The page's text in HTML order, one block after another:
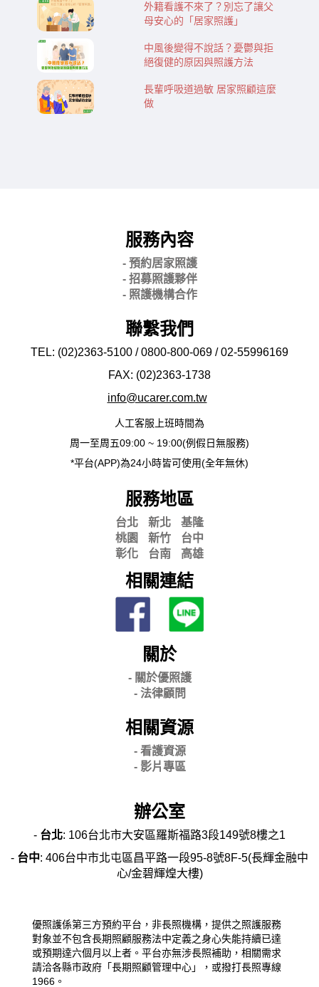
外籍看護不來了？別忘了讓父
母安心的「居家照護」
中風後變得不說話？憂鬱與拒
絕復健的原因與照護方法
長輩呼吸道過敏 居家照顧這麼
做
服務內容
- 預約居家照護
- 招募照護夥伴
- 照護機構合作
聯繫我們
TEL: (02)2363-5100 / 0800-800-069 / 02-55996169
FAX: (02)2363-1738
info@ucarer.com.tw
人工客服上班時間為
周一至周五09:00 ~ 19:00(例假日無服務)
*平台(APP)為24小時皆可使用(全年無休)
服務地區
台北 新北
基隆
桃園
新竹
台中
彰化
台南 高雄
相關連結
關於
- 關於優照護
- 法律顧問
相關資源
- 看護資源
- 影片專區
辦公室
- 台北: 106台北市大安區羅斯福路3段149號8樓之1
- 台中: 406台中市北屯區昌平路一段95-8號8F-5(長輝金融中
心/金碧輝煌大樓)
優照護係第三方預約平台，非長照機構，提供之照護服務
對象並不包含長期照顧服務法中定義之身心失能持續已達
或預期達六個月以上者。平台亦無涉長照補助，相關需求
請洽各縣市政府「長期照顧管理中心」，或撥打長照專線
1966。